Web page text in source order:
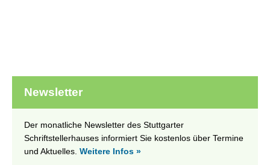
Newsletter
Der monatliche Newsletter des Stuttgarter
Schriftstellerhauses informiert Sie kostenlos über Termine
und Aktuelles. Weitere Infos »